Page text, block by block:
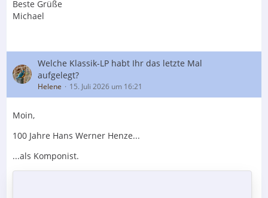
Beste Grüße
Michael
Welche Klassik-LP habt Ihr das letzte Mal
aufgelegt?
Helene 15. Juli 2026 um 16:21
Moin,
100 Jahre Hans Werner Henze...
...als Komponist.